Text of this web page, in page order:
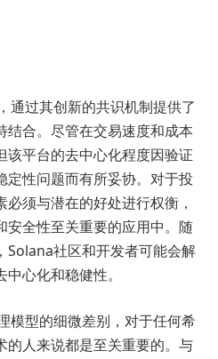
通过其创新的共识机制提供了
结合。尽管在交易速度和成本
该平台的去中心化程度因验证
定性问题而有所妥协。对于投
须与潜在的好处进行权衡，
安全性至关重要的应用中。随
Solana社区和开发者可能会解
心化和稳健性。
模型的细微差别，对于任何希
的人来说都是至关重要的。与